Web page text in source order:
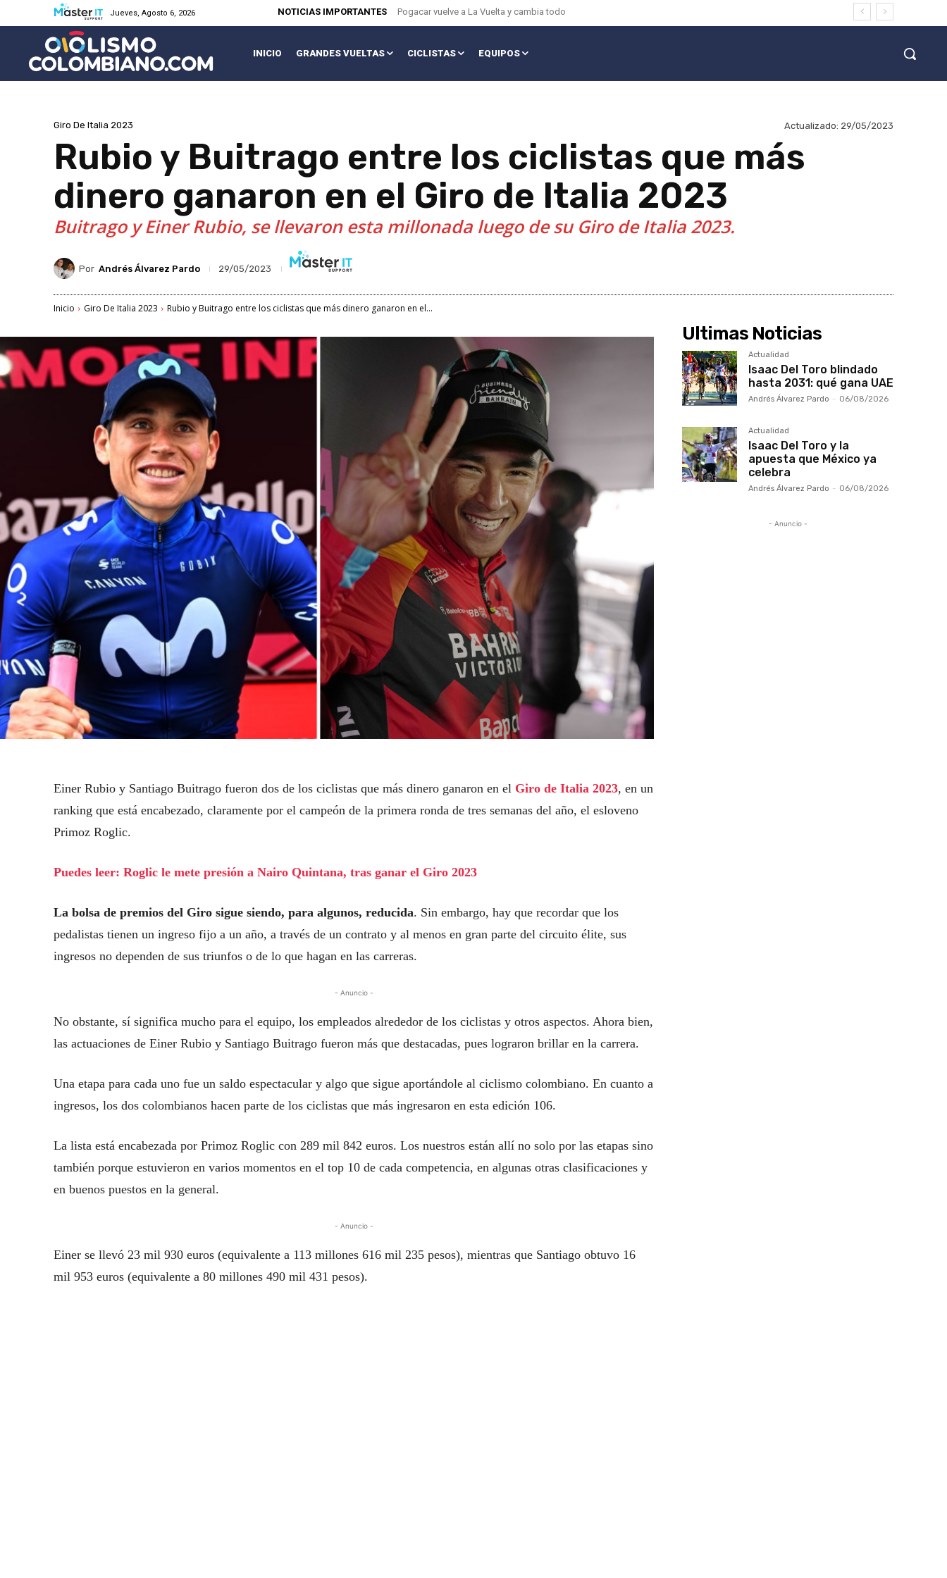
Jueves, Agosto 6, 2026 NOTICIAS IMPORTANTES Pogacar vuelve a La Vuelta y cambia todo
INICIO GRANDES VUELTAS CICLISTAS EQUIPOS
Giro De Italia 2023 Actualizado: 29/05/2023
Rubio y Buitrago entre los ciclistas que más
dinero ganaron en el Giro de Italia 2023
Buitrago y Einer Rubio, se llevaron esta millonada luego de su Giro de Italia 2023.
Por Andrés Álvarez Pardo 29/05/2023
Inicio Giro De Italia 2023 Rubio y Buitrago entre los ciclistas que más dinero ganaron en el...
Einer Rubio y Santiago Buitrago fueron dos de los ciclistas que más dinero ganaron en el Giro de Italia 2023, en un
ranking que está encabezado, claramente por el campeón de la primera ronda de tres semanas del año, el esloveno
Primoz Roglic.
Puedes leer: Roglic le mete presión a Nairo Quintana, tras ganar el Giro 2023
La bolsa de premios del Giro sigue siendo, para algunos, reducida. Sin embargo, hay que recordar que los
pedalistas tienen un ingreso fijo a un año, a través de un contrato y al menos en gran parte del circuito élite, sus
ingresos no dependen de sus triunfos o de lo que hagan en las carreras.
- Anuncio -
No obstante, sí significa mucho para el equipo, los empleados alrededor de los ciclistas y otros aspectos. Ahora bien,
las actuaciones de Einer Rubio y Santiago Buitrago fueron más que destacadas, pues lograron brillar en la carrera.
Una etapa para cada uno fue un saldo espectacular y algo que sigue aportándole al ciclismo colombiano. En cuanto a
ingresos, los dos colombianos hacen parte de los ciclistas que más ingresaron en esta edición 106.
La lista está encabezada por Primoz Roglic con 289 mil 842 euros. Los nuestros están allí no solo por las etapas sino
también porque estuvieron en varios momentos en el top 10 de cada competencia, en algunas otras clasificaciones y
en buenos puestos en la general.
- Anuncio -
Einer se llevó 23 mil 930 euros (equivalente a 113 millones 616 mil 235 pesos), mientras que Santiago obtuvo 16
mil 953 euros (equivalente a 80 millones 490 mil 431 pesos).
Ultimas Noticias
Actualidad
Isaac Del Toro blindado
hasta 2031: qué gana UAE
Andrés Álvarez Pardo - 06/08/2026
Actualidad
Isaac Del Toro y la
apuesta que México ya
celebra
Andrés Álvarez Pardo - 06/08/2026
- Anuncio -